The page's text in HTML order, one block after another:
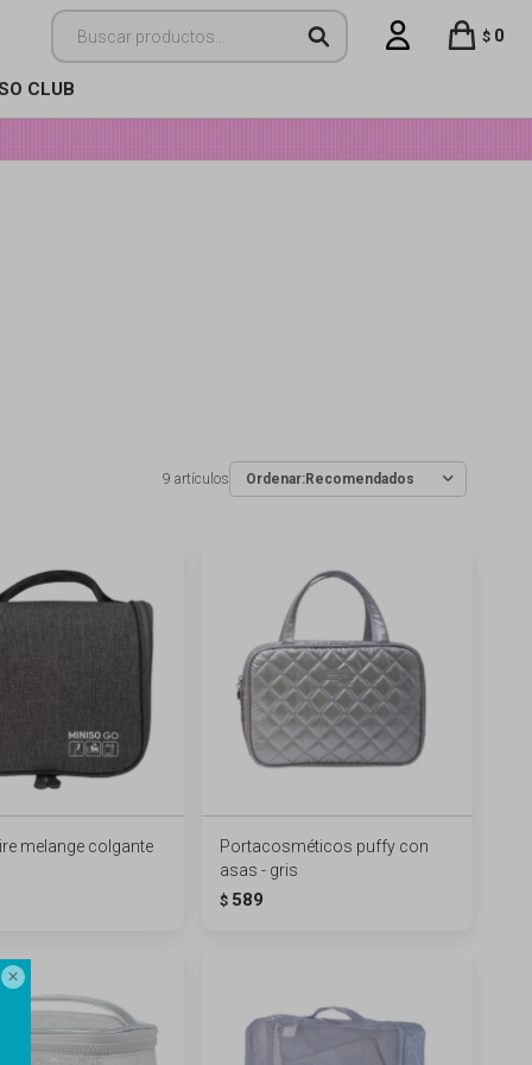

CLUB
$ 0
9 artículos Recomendados
melange colgante
Portacosméticos puffy con
asas - gris
$ 589